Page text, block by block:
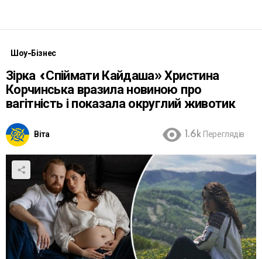
Шоу-Бізнес
Зірка «Спіймати Кайдаша» Христина
Корчинська вразила новиною про
вагітність і показала округлий животик
Віта 1.6k Переглядів